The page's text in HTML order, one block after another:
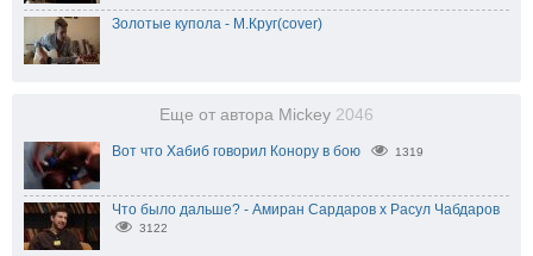
Золотые купола - М.Круг(cover)
Еще от автора Mickey 2046
Вот что Хабиб говорил Конору в бою 1319
Что было дальше? - Амиран Сардаров х Расул Чабдаров
3122